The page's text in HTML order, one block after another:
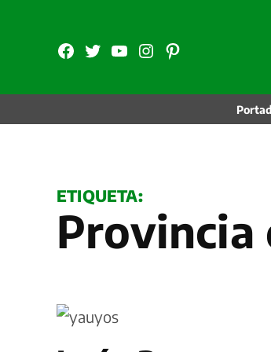
contenidoFB TW YouTubeInstagram
Pinterest
ETIQUETA: